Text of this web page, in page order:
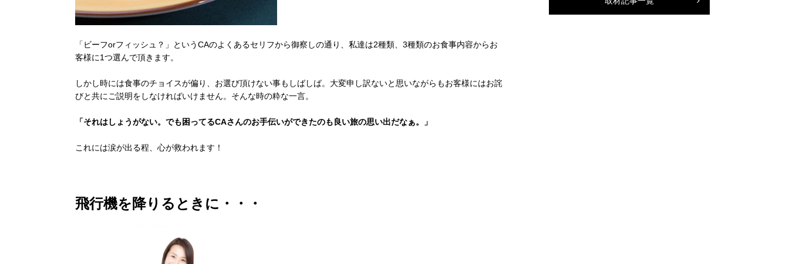
「ビーフorフィッシュ？」というCAのよくあるセリフから御察しの通り、私達は2種類、3種類のお食事内容からお
客様に1つ選んで頂きます。
しかし時には食事のチョイスが偏り、お選び頂けない事もしばしば。大変申し訳ないと思いながらもお客様にはお詫
びと共にご説明をしなければいけません。そんな時の粋な一言。
「それはしょうがない。でも困ってるCAさんのお手伝いができたのも良い旅の思い出だなぁ。」
これには涙が出る程、心が救われます！
飛行機を降りるときに・・・